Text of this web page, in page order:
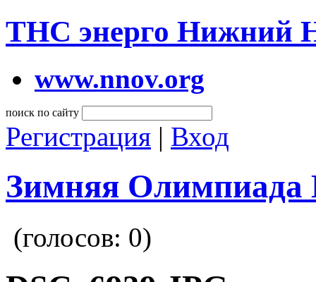
ТНС энерго Нижний
www.nnov.org
поиск по сайту
Регистрация | Вход
Зимняя Олимпиада
(голосов: 0)